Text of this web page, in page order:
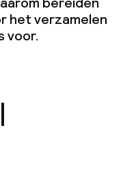
het verzamelen
voor.